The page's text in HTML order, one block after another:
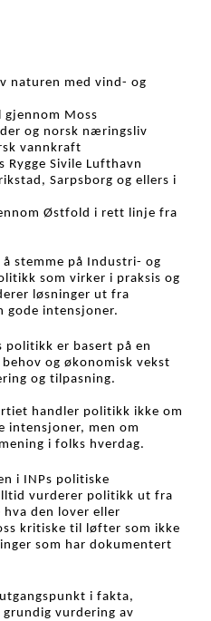
naturen med vind- og
Moss
og norsk næringsliv
vannkraft
Rygge Sivile Lufthavn
Sarpsborg og ellers i
Østfold i rett linje fra
stemme på Industri- og
som virker i praksis og
løsninger ut fra
gode intensjoner.
er basert på en
og økonomisk vekst
og tilpasning.
handler politikk ikke om
intensjoner, men om
i folks hverdag.
i INPs politiske
vurderer politikk ut fra
den lover eller
kritiske til løfter som ikke
som har dokumentert
i fakta,
vurdering av